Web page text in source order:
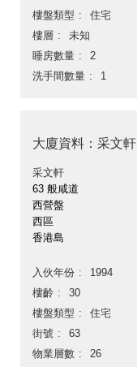
樓盤類型
住宅
樓層
未知
睡房數量
2
洗手間數量
1
大廈資料：采文軒
采文軒
63 般咸道
西營盤
西區
香港島
入伙年份
1994
樓齡
30
樓盤類型
住宅
街號
63
物業層數
26